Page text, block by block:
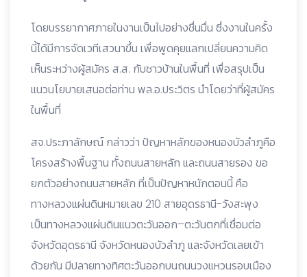
โดยบรรยากาศภายในงานเป็นไปอย่างชื่นมื่น ซึ่งงานในครั้ง
นี้ได้มีการจัดเวทีเสวนาขึ้น เพื่อพูดคุยแลกเปลี่ยนความคิด
เห็นระหว่างผู้สมัคร ส.ส. กับชาวบ้านในพื้นที่ เพื่อสรุปเป็น
แนวนโยบายเสนอต่อท่าน พล.อ.ประวิตร นำโดยว่าที่ผู้สมัคร
ในพื้นที่
สจ.ประภาลักษณ์ กล่าวว่า ปัญหาหลักของหนองบัวลําภูคือ
โครงสร้างพื้นฐาน ทั้งถนนสายหลัก และถนนสายรอง ขอ
ยกตัวอย่างถนนสายหลัก ที่เป็นปัญหาหนักตอนนี้ คือ
ทางหลวงแผ่นดินหมายเลข 210 สายอุดรธานี-วังสะพุง
เป็นทางหลวงแผ่นดินแนวตะวันออก–ตะวันตกที่เชื่อมต่อ
จังหวัดอุดรธานี จังหวัดหนองบัวลําภู และจังหวัดเลยเข้า
ด้วยกัน มีปลายทางทิศตะวันออกบนถนนวงแหวนรอบเมือง